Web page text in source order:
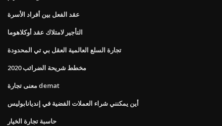
عقد الفعل بين أفراد الأسرة
التأجير لامتلاك عقد أوكلاهوما
تجارة السلع العالمية العقل بي تي المحدودة
مخطط شريحة الضرائب 2020
معنى تجارة demat
أين يمكنني شراء العملات الفضية في إنديانابوليس
حاسبة تجارة الخيار